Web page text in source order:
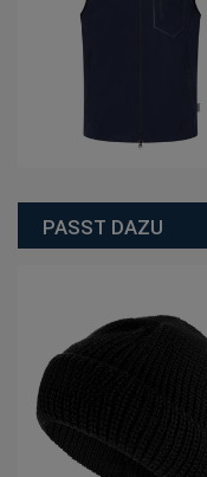
PASST DAZU